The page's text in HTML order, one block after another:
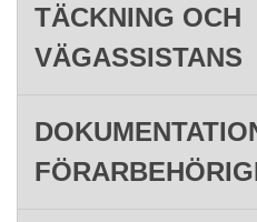
TÄCKNING OCH
VÄGASSISTANS